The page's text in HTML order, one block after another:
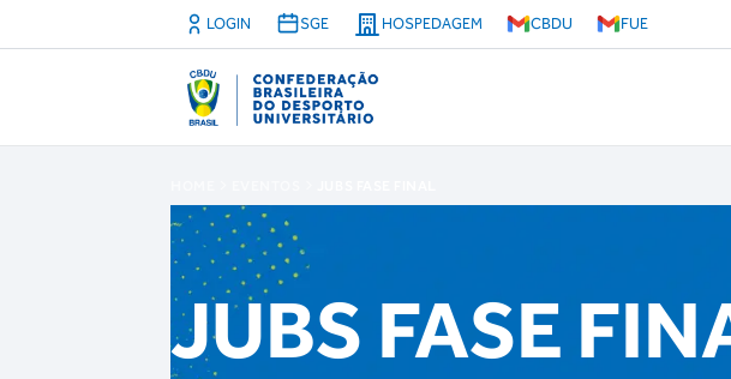
LOGIN SGE HOSPEDAGEM CBDU FUE
JUBS FASE